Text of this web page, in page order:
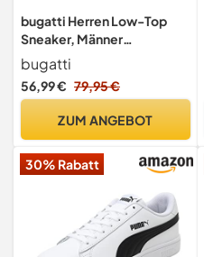
bugatti Herren Low-Top
Sneaker, Männer
Halbschuhe,
Wechselfußbett,schnürsch
uhe,schnürer,straßenschuh
(4100),42 EU / 7.5 UK
bugatti
56,99 € 79,95 €
ZUM ANGEBOT
30% Rabatt